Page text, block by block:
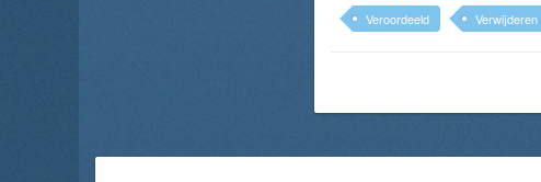
Veroordeeld
Verwijderen